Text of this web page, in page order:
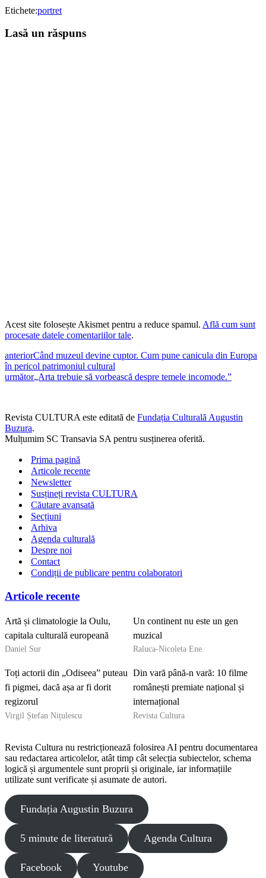
Etichete:portret
Lasă un răspuns
Acest site folosește Akismet pentru a reduce spamul. Află cum sunt
procesate datele comentariilor tale.
anteriorCând muzeul devine cuptor. Cum pune canicula din Europa
în pericol patrimoniul cultural
următor„Arta trebuie să vorbească despre temele incomode.”
Revista CULTURA este editată de Fundația Culturală Augustin
Buzura.
Mulțumim SC Transavia SA pentru susținerea oferită.
Prima pagină
Articole recente
Newsletter
Susțineți revista CULTURA
Căutare avansată
Secțiuni
Arhiva
Agenda culturală
Despre noi
Contact
Condiții de publicare pentru colaboratori
Articole recente
Artă și climatologie la Oulu,
capitala culturală europeană
Daniel Sur
Un continent nu este un gen
muzical
Raluca-Nicoleta Ene
Toți actorii din „Odiseea” puteau
fi pigmei, dacă așa ar fi dorit
regizorul
Virgil Ștefan Nițulescu
Din vară până-n vară: 10 filme
românești premiate național și
internațional
Revista Cultura
Revista Cultura nu restricționează folosirea AI pentru documentarea
sau redactarea articolelor, atât timp cât selecția subiectelor, schema
logică și argumentele sunt proprii și originale, iar informațiile
utilizate sunt verificate și asumate de autori.
Fundația Augustin Buzura
5 minute de literatură Agenda Cultura
Facebook Youtube